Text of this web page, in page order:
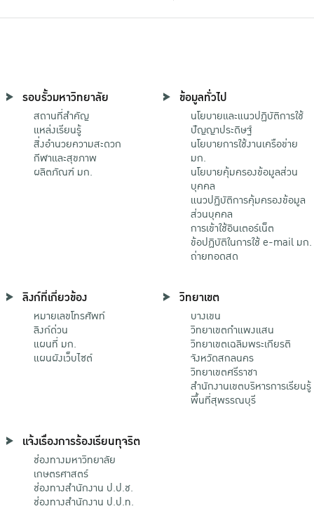
รอบรั้วมหาวิทยาลัย
สถานที่สำคัญ
แหล่งเรียนรู้
สิ่งอำนวยความสะดวก
กีฬาและสุขภาพ
ผลิตภัณฑ์ มก.
ข้อมูลทั่วไป
นโยบายและแนวปฏิบัติการใช้
ปัญญาประดิษฐ์
นโยบายการใช้งานเครือข่าย
มก.
นโยบายคุ้มครองข้อมูลส่วน
บุคคล
แนวปฏิบัติการคุ้มครองข้อมูล
ส่วนบุคคล
การเข้าใช้อินเตอร์เน็ต
ข้อปฏิบัติในการใช้ e-mail มก.
ถ่ายทอดสด
ลิงก์ที่เกี่ยวข้อง
หมายเลขโทรศัพท์
ลิงก์ด่วน
แผนที่ มก.
แผนผังเว็บไซต์
วิทยาเขต
บางเขน
วิทยาเขตกําแพงแสน
วิทยาเขตเฉลิมพระเกียรติ
จังหวัดสกลนคร
วิทยาเขตศรีราชา
สำนักงานเขตบริหารการเรียนรู้
พื้นที่สุพรรณบุรี
แจ้งเรื่องการร้องเรียนทุจริต
ช่องทางมหาวิทยาลัย
เกษตรศาสตร์
ช่องทางสำนักงาน ป.ป.ช.
ช่องทางสำนักงาน ป.ป.ท.